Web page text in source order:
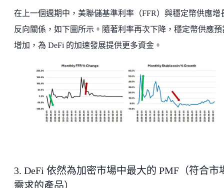
在上一個週期中，美聯儲基準利率（FFR）與穩定幣供應增
反向關係，如下圖所示。隨著利率再次下降，穩定幣供應預
增加，為 DeFi 的加速發展提供更多資金。
3. DeFi 依然為加密市場中最大的 PMF（符合市
需求的產品）